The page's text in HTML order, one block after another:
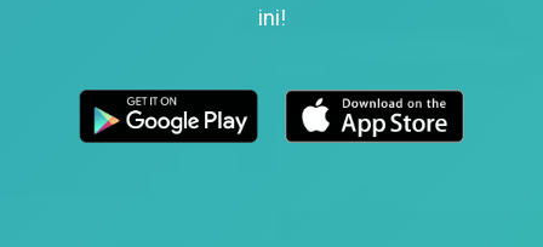
ini!